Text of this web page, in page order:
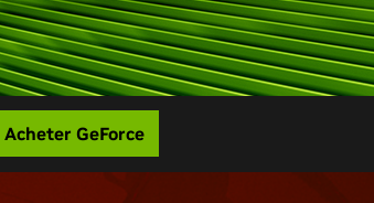
Acheter GeForce